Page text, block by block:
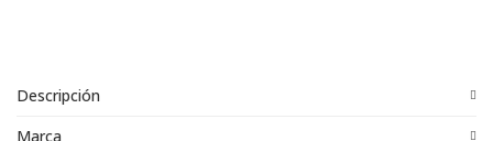
Descripción
Marca